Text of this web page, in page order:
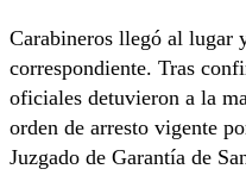
Carabineros llegó al lugar
correspondiente. Tras
oficiales detuvieron a la
orden de arresto vigente
Juzgado de Garantía de